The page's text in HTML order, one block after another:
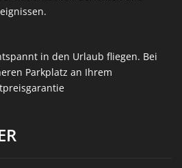
in den Urlaub fliegen. Bei
Parkplatz an Ihrem